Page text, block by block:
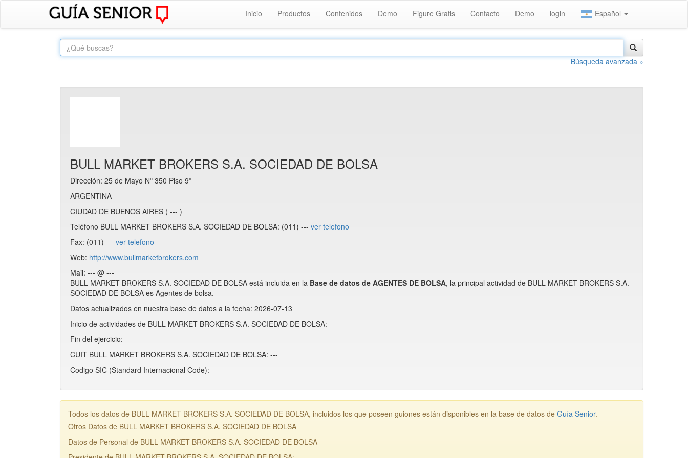
Inicio Productos Contenidos Demo Figure Gratis Contacto Demo login Español
Búsqueda avanzada »
BULL MARKET BROKERS S.A. SOCIEDAD DE BOLSA
Dirección: 25 de Mayo Nº 350 Piso 9º
ARGENTINA
CIUDAD DE BUENOS AIRES ( --- )
Teléfono BULL MARKET BROKERS S.A. SOCIEDAD DE BOLSA: (011) --- ver telefono
Fax: (011) --- ver telefono
Web: http://www.bullmarketbrokers.com
Mail: --- @ ---
BULL MARKET BROKERS S.A. SOCIEDAD DE BOLSA está incluida en la Base de datos de AGENTES DE BOLSA, la principal actividad de BULL MARKET BROKERS S.A.
SOCIEDAD DE BOLSA es Agentes de bolsa.
Datos actualizados en nuestra base de datos a la fecha: 2026-07-13
Inicio de actividades de BULL MARKET BROKERS S.A. SOCIEDAD DE BOLSA: ---
Fin del ejercicio: ---
CUIT BULL MARKET BROKERS S.A. SOCIEDAD DE BOLSA: ---
Codigo SIC (Standard Internacional Code): ---
Todos los datos de BULL MARKET BROKERS S.A. SOCIEDAD DE BOLSA, incluidos los que poseen guiones están disponibles en la base de datos de Guía Senior.
Otros Datos de BULL MARKET BROKERS S.A. SOCIEDAD DE BOLSA
Datos de Personal de BULL MARKET BROKERS S.A. SOCIEDAD DE BOLSA